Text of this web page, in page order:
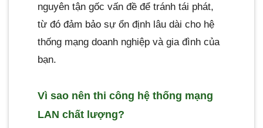
nguyên tận gốc vấn đề để tránh tái phát,
từ đó đảm bảo sự ổn định lâu dài cho hệ
thống mạng doanh nghiệp và gia đình của
bạn.
Vì sao nên thi công hệ thống mạng
LAN chất lượng?